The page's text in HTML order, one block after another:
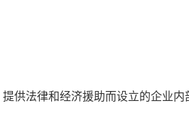
供法律和经济援助而设立的企业内